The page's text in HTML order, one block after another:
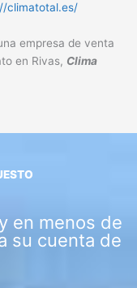
climatotal.es/
empresa de venta
en Rivas, Clima
en menos de
su cuenta de